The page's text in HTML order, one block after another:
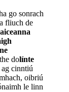
go sonrach
fliuch de
dolínte
ag cinntiú
oibriú
le linn